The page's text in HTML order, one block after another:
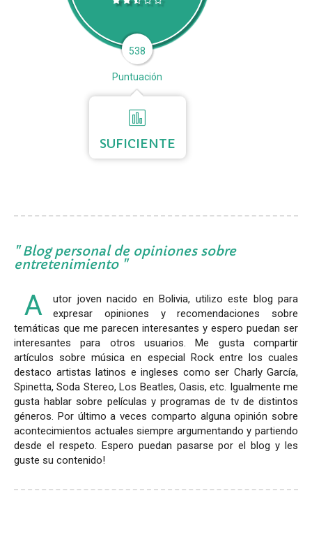
538
Puntuación
SUFICIENTE
Blog personal de opiniones sobre
entretenimiento
A
utor joven nacido en Bolivia, utilizo este blog para
expresar opiniones y recomendaciones sobre
temáticas que me parecen interesantes y espero puedan ser
interesantes para otros usuarios. Me gusta compartir
artículos sobre música en especial Rock entre los cuales
destaco artistas latinos e ingleses como ser Charly García,
Spinetta, Soda Stereo, Los Beatles, Oasis, etc. Igualmente me
gusta hablar sobre películas y programas de tv de distintos
géneros. Por último a veces comparto alguna opinión sobre
acontecimientos actuales siempre argumentando y partiendo
desde el respeto. Espero puedan pasarse por el blog y les
guste su contenido!